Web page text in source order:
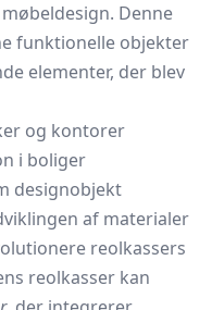
Denne
funktionelle objekter
elementer, der blev
og kontorer
i boliger
designobjekt
af materialer
reolkassers
reolkasser kan